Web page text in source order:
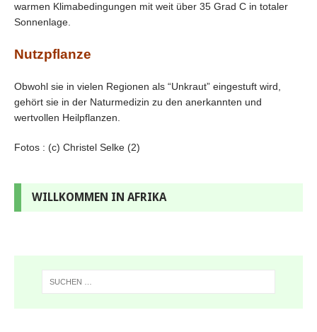
warmen Klimabedingungen mit weit über 35 Grad C in totaler
Sonnenlage.
Nutzpflanze
Obwohl sie in vielen Regionen als “Unkraut” eingestuft wird,
gehört sie in der Naturmedizin zu den anerkannten und
wertvollen Heilpflanzen.
Fotos : (c) Christel Selke (2)
WILLKOMMEN IN AFRIKA